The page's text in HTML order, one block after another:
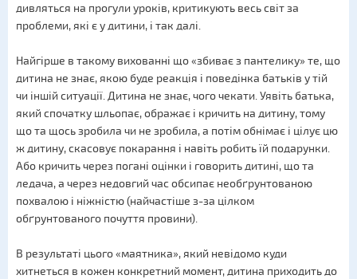
дивляться на прогули уроків, критикують весь світ за
проблеми, які є у дитини, і так далі.
Найгірше в такому вихованні що «збиває з пантелику» те, що
дитина не знає, якою буде реакція і поведінка батьків у тій
чи іншій ситуації. Дитина не знає, чого чекати. Уявіть батька,
який спочатку шльопає, ображає і кричить на дитину, тому
що та щось зробила чи не зробила, а потім обнімає і цілує цю
ж дитину, скасовує покарання і навіть робить їй подарунки.
Або кричить через погані оцінки і говорить дитині, що та
ледача, а через недовгий час обсипає необґрунтованою
похвалою і ніжністю (найчастіше з-за цілком
обґрунтованого почуття провини).
В результаті цього «маятника», який невідомо куди
хитнеться в кожен конкретний момент, дитина приходить до